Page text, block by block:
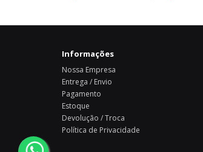
Informações
Nossa Empresa
Entrega / Envio
Pagamento
Estoque
Devolução / Troca
Política de Privacidade